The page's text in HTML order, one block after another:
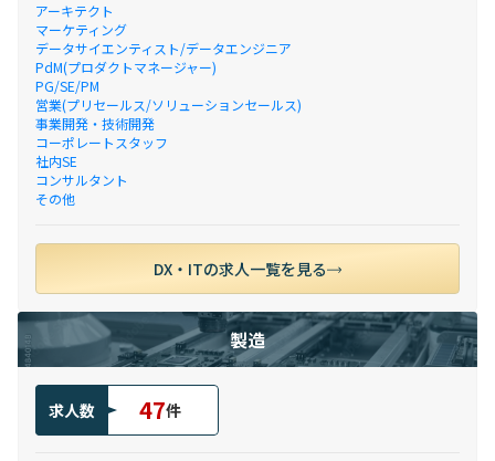
アーキテクト
マーケティング
データサイエンティスト/データエンジニア
PdM(プロダクトマネージャー)
PG/SE/PM
営業(プリセールス/ソリューションセールス)
事業開発・技術開発
コーポレートスタッフ
社内SE
コンサルタント
その他
DX・ITの求人一覧を見る
製造
求人数 47件